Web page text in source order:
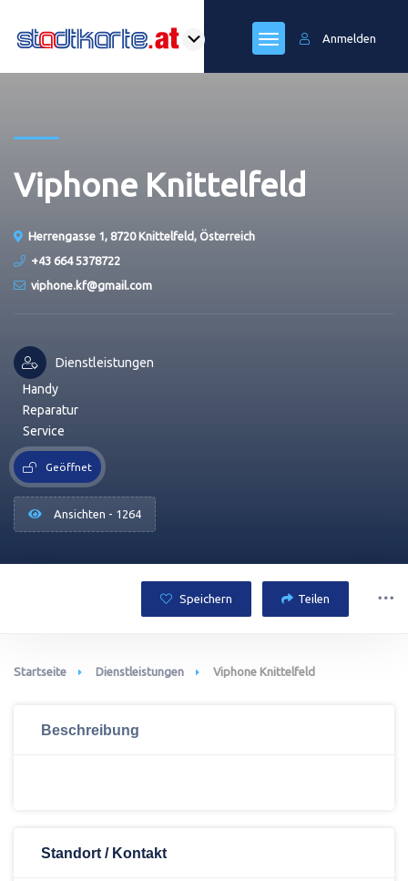
Anmelden
Viphone Knittelfeld
Herrengasse 1, 8720 Knittelfeld, Österreich
+43 664 5378722
viphone.kf@gmail.com
Dienstleistungen
Handy
Reparatur
Service
Geöffnet
Ansichten - 1264
Speichern Teilen
Startseite Dienstleistungen Viphone Knittelfeld
Beschreibung
Standort / Kontakt